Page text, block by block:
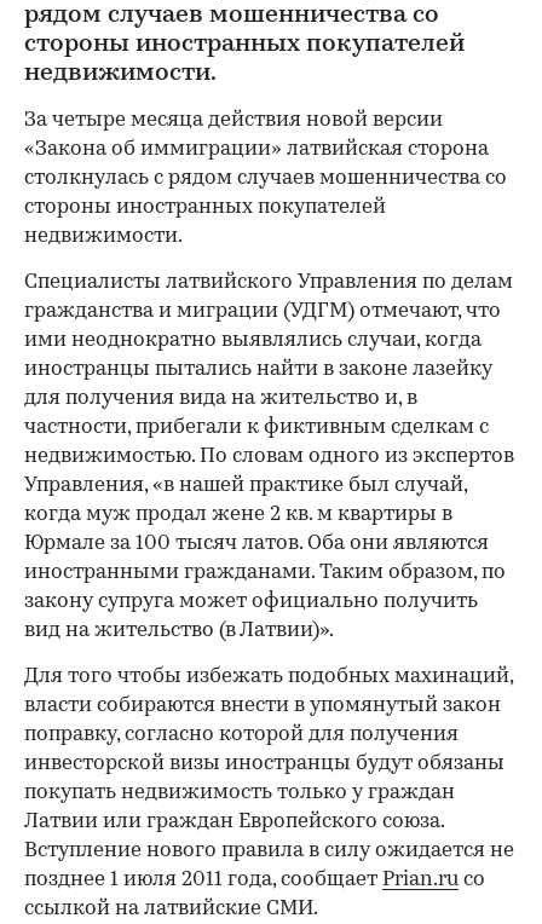
рядом случаев мошенничества со
стороны иностранных покупателей
недвижимости.
За четыре месяца действия новой версии
«Закона об иммиграции» латвийская сторона
столкнулась с рядом случаев мошенничества со
стороны иностранных покупателей
недвижимости.
Специалисты латвийского Управления по делам
гражданства и миграции (УДГМ) отмечают, что
ими неоднократно выявлялись случаи, когда
иностранцы пытались найти в законе лазейку
для получения вида на жительство и, в
частности, прибегали к фиктивным сделкам с
недвижимостью. По словам одного из экспертов
Управления, «в нашей практике был случай,
когда муж продал жене 2 кв. м квартиры в
Юрмале за 100 тысяч латов. Оба они являются
иностранными гражданами. Таким образом, по
закону супруга может официально получить
вид на жительство (в Латвии)».
Для того чтобы избежать подобных махинаций,
власти собираются внести в упомянутый закон
поправку, согласно которой для получения
инвесторской визы иностранцы будут обязаны
покупать недвижимость только у граждан
Латвии или граждан Европейского союза.
Вступление нового правила в силу ожидается не
позднее 1 июля 2011 года, сообщает Prian.ru со
ссылкой на латвийские СМИ.